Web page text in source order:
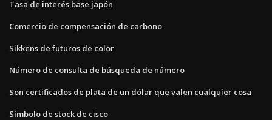
Tasa de interés base japón
Comercio de compensación de carbono
Sikkens de futuros de color
Número de consulta de búsqueda de número
Son certificados de plata de un dólar que valen cualquier cosa
Símbolo de stock de cisco